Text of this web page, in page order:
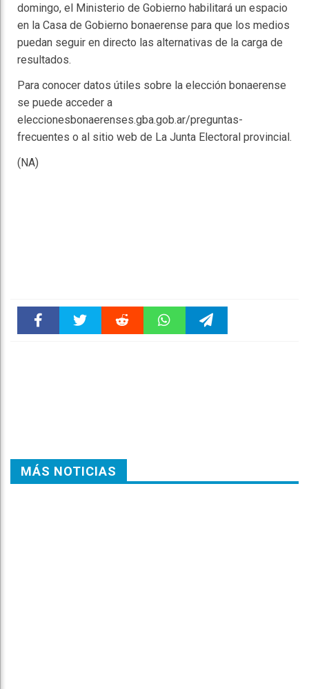
domingo, el Ministerio de Gobierno habilitará un espacio
en la Casa de Gobierno bonaerense para que los medios
puedan seguir en directo las alternativas de la carga de
resultados.
Para conocer datos útiles sobre la elección bonaerense
se puede acceder a
eleccionesbonaerenses.gba.gob.ar/preguntas-
frecuentes o al sitio web de La Junta Electoral provincial.
(NA)
MÁS NOTICIAS